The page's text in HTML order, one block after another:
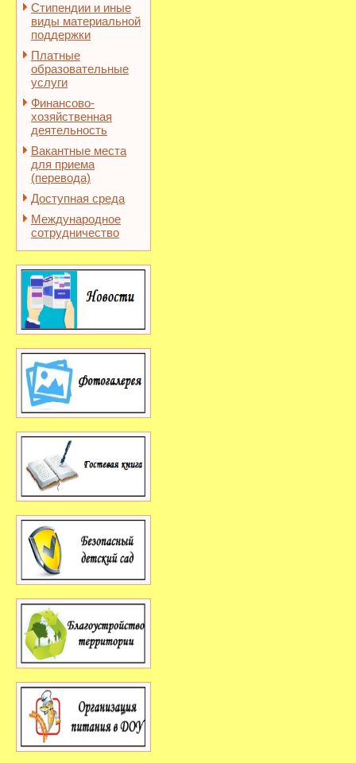
Стипендии и иные
виды материальной
поддержки
Платные
образовательные
услуги
Финансово-
хозяйственная
деятельность
Вакантные места
для приема
(перевода)
Доступная среда
Международное
сотрудничество